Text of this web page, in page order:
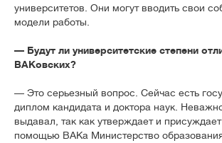
университетов. Они могут вводить свои
модели работы.
— Будут ли университетские степени
ВАКовских?
— Это серьезный вопрос. Сейчас есть
диплом кандидата и доктора наук.
выдавал, так как утверждает и
помощью ВАКа Министерство